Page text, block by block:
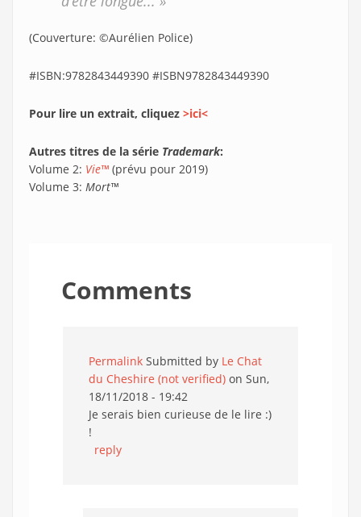
(Couverture: ©Aurélien Police)
#ISBN:9782843449390 #ISBN9782843449390
Pour lire un extrait, cliquez >ici<
Autres titres de la série Trademark:
Volume 2: Vie™ (prévu pour 2019)
Volume 3: Mort™
Comments
Permalink Submitted by Le Chat
du Cheshire (not verified) on Sun,
18/11/2018 - 19:42
Je serais bien curieuse de le lire :)
!
reply